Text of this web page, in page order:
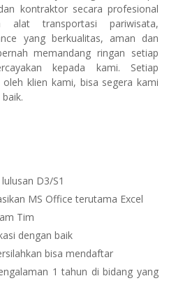
kontraktor secara profesional
alat transportasi pariwisata,
yang berkualitas, aman dan
memandang ringan setiap
kepada kami. Setiap
klien kami, bisa segera kami
D3/S1
MS Office terutama Excel
Tim
dengan baik
bisa mendaftar
1 tahun di bidang yang